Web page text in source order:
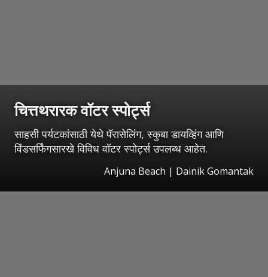
चित्तथरारक वॉटर स्पोर्ट्स
साहसी पर्यटकांसाठी येथे पॅरासेलिंग, स्कुबा डायव्हिंग आणि
विंडसर्फिंगसारखे विविध वॉटर स्पोर्ट्स उपलब्ध आहेत.
Anjuna Beach | Dainik Gomantak